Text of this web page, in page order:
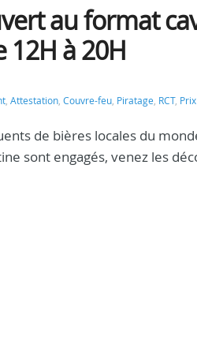
au format
à 20H
, Attestation, Couvre-feu, Piratage, RCT, Prix
de bières locales du
sont engagés, venez les